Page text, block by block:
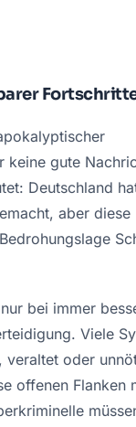
keine gute
Deutschland
aber diese
bei immer
Viele
oder
offenen Flanken